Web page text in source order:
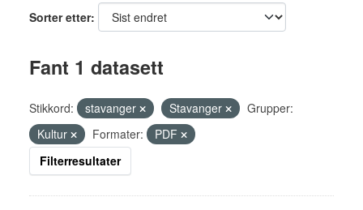
Sorter etter
Fant 1 datasett
Stikkord: stavanger Stavanger
Grupper:
Kultur
Formater:
PDF
Filterresultater